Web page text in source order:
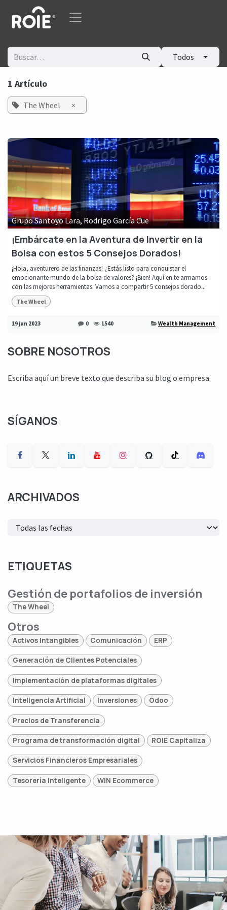
Ir al contenido
Todos
1 Artículo
The Wheel ×
Grupo Santoyo Lara, Rodrigo García Cue
¡Embárcate en la Aventura de Invertir en la
Bolsa con estos 5 Consejos Dorados!
¡Hola, aventurero de las finanzas! ¿Estás listo para conquistar el
emocionante mundo de la bolsa de valores? ¡Bien! Aquí en te armamos
con las mejores herramientas. Vamos a compartir 5 consejos dorado...
The Wheel
19 jun 2023 0 1540 Wealth Management
SOBRE NOSOTROS
Escriba aquí un breve texto que describa su blog o empresa.
SÍGANOS
ARCHIVADOS
ETIQUETAS
Gestión de portafolios de inversión
The Wheel
Otros
Activos Intangibles Comunicación ERP
Generación de Clientes Potenciales
Implementación de plataformas digitales
Inteligencia Artificial Inversiones Odoo
Precios de Transferencia
Programa de transformación digital ROIE Capitaliza
Servicios Financieros Empresariales
Tesorería Inteligente WIN Ecommerce